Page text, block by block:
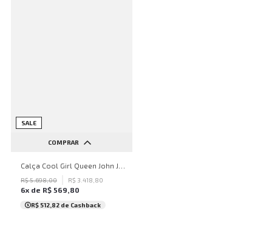
SALE
COMPRAR
40
R$5.698,00 R$ 3 418 80
6x de R$ 569,80
R$ 512,82 de Cashback